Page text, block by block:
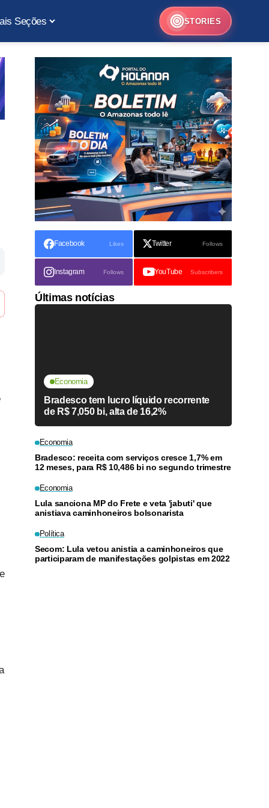
Seções STORIES
Facebook Likes Twitter Follows
Instagram Follows YouTube Subscribers
Últimas notícias
Economia
Bradesco tem lucro líquido recorrente
de R$ 7,050 bi, alta de 16,2%
Economia
Bradesco: receita com serviços cresce 1,7% em
12 meses, para R$ 10,486 bi no segundo trimestre
Economia
Lula sanciona MP do Frete e veta 'jabuti' que
anistiava caminhoneiros bolsonarista
Política
Secom: Lula vetou anistia a caminhoneiros que
participaram de manifestações golpistas em 2022